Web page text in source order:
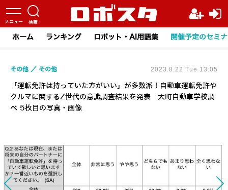
ホーム ランキング ロボット・AI用語集 開催予定のセミ
「運転免許は持っていた方がいい」が多数派！自動車運転免許や
クルマに関するZ世代の意識調査結果を発表 大町自動車学校調
べ 5枚目の写真・画像
その他 その他 2023.8.22 Tue 13:05